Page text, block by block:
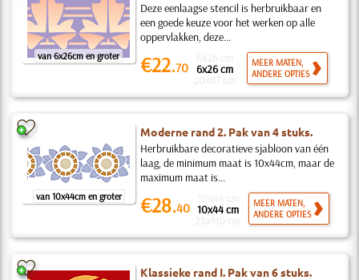
van 6x26cm en groter
Deze eenlaagse stencil is herbruikbaar en
een goede keuze voor het werken op alle
oppervlakken, deze...
€22.70 6x26 cm
MEER MATEN,
ANDERE OPTIES
van 10x44cm en groter
Moderne rand 2. Pak van 4 stuks.
Herbruikbare decoratieve sjabloon van één
laag, de minimum maat is 10x44cm, maar de
maximum maat is...
€28.40 10x44 cm
MEER MATEN,
ANDERE OPTIES
Klassieke rand I. Pak van 6 stuks.